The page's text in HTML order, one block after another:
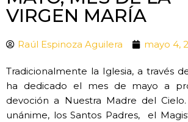
VIRGEN MARÍA
Raúl Espinoza Aguilera mayo 4,
Tradicionalmente la Iglesia, a través
ha dedicado el mes de mayo a
devoción a Nuestra Madre del
unánime, los Santos Padres, el